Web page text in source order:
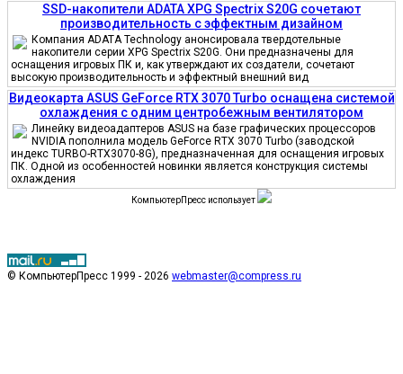
SSD-накопители ADATA XPG Spectrix S20G сочетают
производительность с эффектным дизайном
Компания ADATA Technology анонсировала твердотельные
накопители серии XPG Spectrix S20G. Они предназначены для
оснащения игровых ПК и, как утверждают их создатели, сочетают
высокую производительность и эффектный внешний вид
Видеокарта ASUS GeForce RTX 3070 Turbo оснащена системой
охлаждения с одним центробежным вентилятором
Линейку видеоадаптеров ASUS на базе графических процессоров
NVIDIA пополнила модель GeForce RTX 3070 Turbo (заводской
индекс TURBO-RTX3070-8G), предназначенная для оснащения игровых
ПК. Одной из особенностей новинки является конструкция системы
охлаждения
КомпьютерПресс использует
© КомпьютерПресс 1999 - 2026 webmaster@compress.ru